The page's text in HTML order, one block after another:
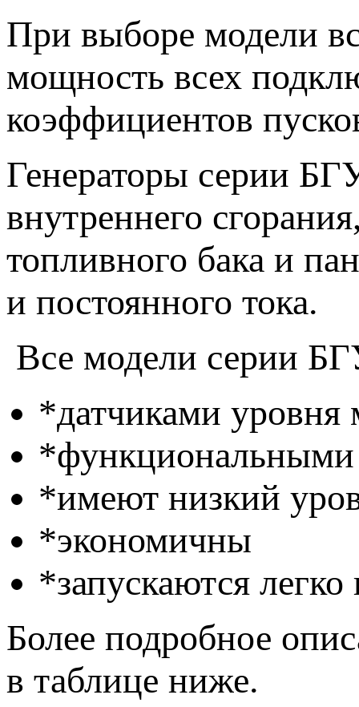
При выборе модели
мощность всех
коэффициентов
Генераторы серии
внутреннего
топливного бака и
и постоянного тока.
Все модели серии
*датчиками уровня
*имеют низкий
*экономичны
*запускаются легко
Более подробное
в таблице ниже.